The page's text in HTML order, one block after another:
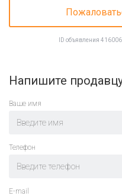
ID объявления
Напишите
Ваше имя
Телефон
E-mail